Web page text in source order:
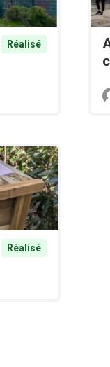
Réalisé
Réalisé